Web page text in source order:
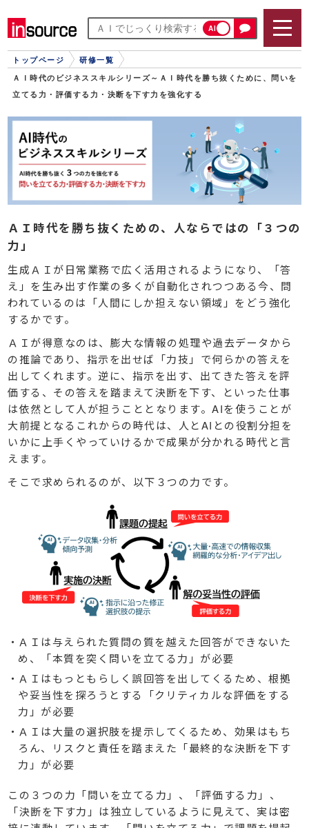
AI
トップページ 研修一覧
ＡＩ時代のビジネススキルシリーズ～ＡＩ時代を勝ち抜くために、問いを
立てる力・評価する力・決断を下す力を強化する
ＡＩ時代を勝ち抜くための、人ならではの「３つの
力」
生成ＡＩが日常業務で広く活用されるようになり、「答
え」を生み出す作業の多くが自動化されつつある今、問
われているのは「人間にしか担えない領域」をどう強化
するかです。
ＡＩが得意なのは、膨大な情報の処理や過去データから
の推論であり、指示を出せば「力技」で何らかの答えを
出してくれます。逆に、指示を出す、出てきた答えを評
価する、その答えを踏まえて決断を下す、といった仕事
は依然として人が担うこととなります。AIを使うことが
大前提となるこれからの時代は、人とAIとの役割分担を
いかに上手くやっていけるかで成果が分かれる時代と言
えます。
そこで求められるのが、以下３つの力です。
ＡＩは与えられた質問の質を越えた回答ができないた
め、「本質を突く問いを立てる力」が必要
ＡＩはもっともらしく誤回答を出してくるため、根拠
や妥当性を探ろうとする「クリティカルな評価をする
力」が必要
ＡＩは大量の選択肢を提示してくるため、効果はもち
ろん、リスクと責任を踏まえた「最終的な決断を下す
力」が必要
この３つの力「問いを立てる力」、「評価する力」、
「決断を下す力」は独立しているように見えて、実は密